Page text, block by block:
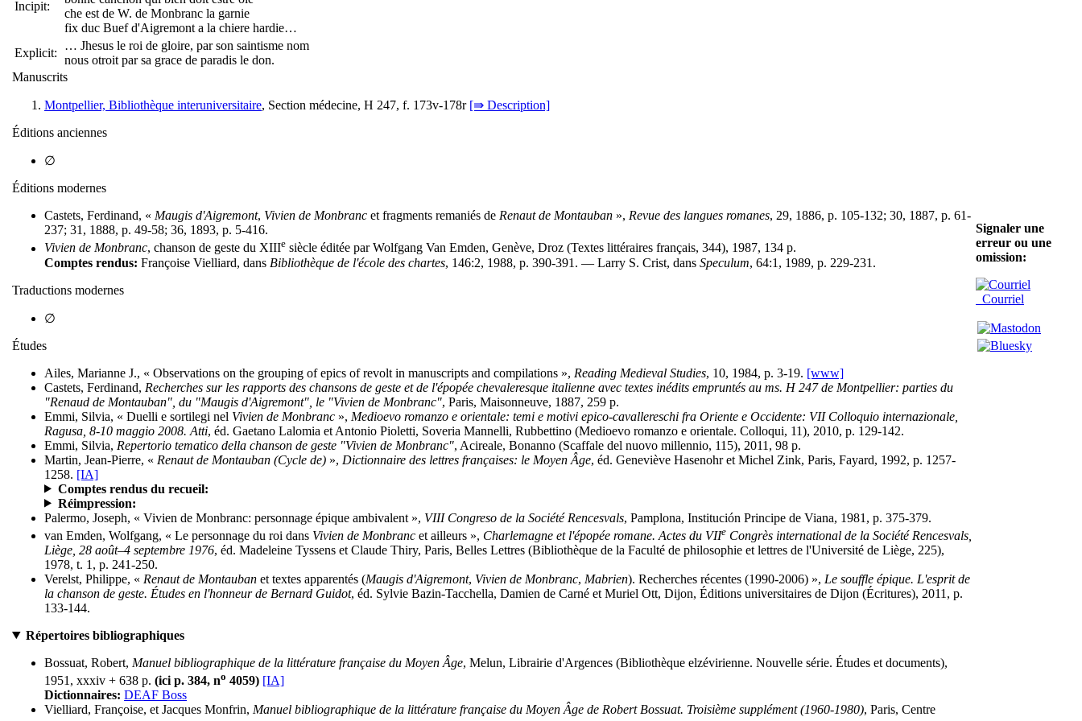
Incipit:
che est de W. de Monbranc la garnie
fix duc Buef d'Aigremont a la chiere hardie…
Explicit:
… Jhesus le roi de gloire, par son saintisme nom
nous otroit par sa grace de paradis le don.
Manuscrits
Montpellier, Bibliothèque interuniversitaire, Section médecine, H 247, f. 173v-178r [⇛ Description]
Éditions anciennes
∅
Éditions modernes
Castets, Ferdinand, « Maugis d'Aigremont, Vivien de Monbranc et fragments remaniés de Renaut de Montauban », Revue des langues romanes, 29, 1886, p. 105-132; 30, 1887, p. 61-
237; 31, 1888, p. 49-58; 36, 1893, p. 5-416.
Vivien de Monbranc, chanson de geste du XIIIe siècle éditée par Wolfgang Van Emden, Genève, Droz (Textes littéraires français, 344), 1987, 134 p.
Comptes rendus: Françoise Vielliard, dans Bibliothèque de l'école des chartes, 146:2, 1988, p. 390-391. — Larry S. Crist, dans Speculum, 64:1, 1989, p. 229-231.
Traductions modernes
∅
Études
Ailes, Marianne J., « Observations on the grouping of epics of revolt in manuscripts and compilations », Reading Medieval Studies, 10, 1984, p. 3-19. [www]
Castets, Ferdinand, Recherches sur les rapports des chansons de geste et de l'épopée chevaleresque italienne avec textes inédits empruntés au ms. H 247 de Montpellier: parties du
"Renaud de Montauban", du "Maugis d'Aigremont", le "Vivien de Monbranc", Paris, Maisonneuve, 1887, 259 p.
Emmi, Silvia, « Duelli e sortilegi nel Vivien de Monbranc », Medioevo romanzo e orientale: temi e motivi epico-cavallereschi fra Oriente e Occidente: VII Colloquio internazionale,
Ragusa, 8-10 maggio 2008. Atti, éd. Gaetano Lalomia et Antonio Pioletti, Soveria Mannelli, Rubbettino (Medioevo romanzo e orientale. Colloqui, 11), 2010, p. 129-142.
Emmi, Silvia, Repertorio tematico della chanson de geste "Vivien de Monbranc", Acireale, Bonanno (Scaffale del nuovo millennio, 115), 2011, 98 p.
Martin, Jean-Pierre, « Renaut de Montauban (Cycle de) », Dictionnaire des lettres françaises: le Moyen Âge, éd. Geneviève Hasenohr et Michel Zink, Paris, Fayard, 1992, p. 1257-
1258. [IA]
Comptes rendus du recueil:
Réimpression:
Palermo, Joseph, « Vivien de Monbranc: personnage épique ambivalent », VIII Congreso de la Société Rencesvals, Pamplona, Institución Principe de Viana, 1981, p. 375-379.
van Emden, Wolfgang, « Le personnage du roi dans Vivien de Monbranc et ailleurs », Charlemagne et l'épopée romane. Actes du VIIe Congrès international de la Société Rencesvals,
Liège, 28 août–4 septembre 1976, éd. Madeleine Tyssens et Claude Thiry, Paris, Belles Lettres (Bibliothèque de la Faculté de philosophie et lettres de l'Université de Liège, 225),
1978, t. 1, p. 241-250.
Verelst, Philippe, « Renaut de Montauban et textes apparentés (Maugis d'Aigremont, Vivien de Monbranc, Mabrien). Recherches récentes (1990-2006) », Le souffle épique. L'esprit de
la chanson de geste. Études en l'honneur de Bernard Guidot, éd. Sylvie Bazin-Tacchella, Damien de Carné et Muriel Ott, Dijon, Éditions universitaires de Dijon (Écritures), 2011, p.
133-144.
Répertoires bibliographiques
Bossuat, Robert, Manuel bibliographique de la littérature française du Moyen Âge, Melun, Librairie d'Argences (Bibliothèque elzévirienne. Nouvelle série. Études et documents),
1951, xxxiv + 638 p. (ici p. 384, no 4059) [IA]
Dictionnaires: DEAF Boss
Vielliard, Françoise, et Jacques Monfrin, Manuel bibliographique de la littérature française du Moyen Âge de Robert Bossuat. Troisième supplément (1960-1980), Paris, Centre
Signaler une
erreur ou une
omission:
Courriel